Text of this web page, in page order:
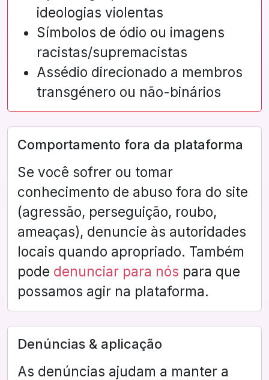
ideologias violentas
Símbolos de ódio ou imagens
racistas/supremacistas
Assédio direcionado a membros
transgénero ou não-binários
Comportamento fora da plataforma
Se você sofrer ou tomar
conhecimento de abuso fora do site
(agressão, perseguição, roubo,
ameaças), denuncie às autoridades
locais quando apropriado. Também
pode denunciar para nós para que
possamos agir na plataforma.
Denúncias & aplicação
As denúncias ajudam a manter a